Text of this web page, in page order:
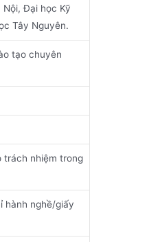
Nội, Đại học Kỹ
Tây Nguyên.
tạo chuyên
trách nhiệm trong
hành nghề/giấy